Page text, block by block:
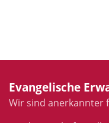
Evangelische
Wir sind anerkannter